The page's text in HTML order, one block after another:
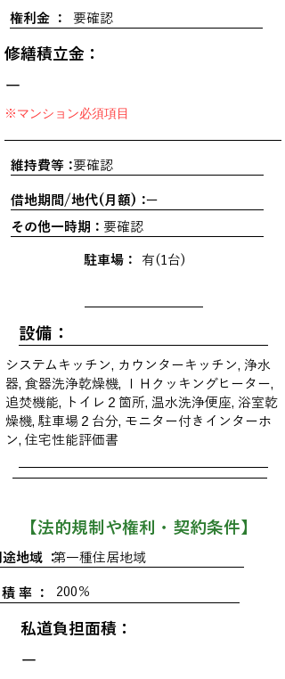
権利金 ： 要確認
修繕積立金：
ー
※マンション必須項目
維持費等：要確認
借地期間/地代(月額)：ー
その他一時期：要確認
駐車場： 有(1台)
設備：
システムキッチン, カウンターキッチン, 浄水
器, 食器洗浄乾燥機, ＩＨクッキングヒーター,
追焚機能, トイレ２箇所, 温水洗浄便座, 浴室乾
燥機, 駐車場２台分, モニター付きインターホ
ン, 住宅性能評価書
​【法的規制や権利・契約条件】
途地域 ：第一種住居地域
率 ： 200％
私道負担面積：
ー